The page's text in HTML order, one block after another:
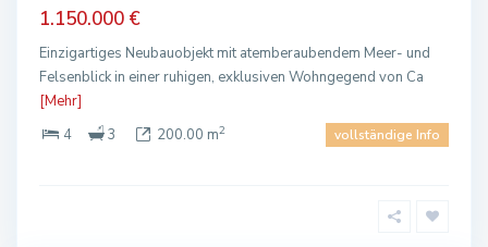
1.150.000 €
Einzigartiges Neubauobjekt mit atemberaubendem Meer- und
Felsenblick in einer ruhigen, exklusiven Wohngegend von Ca
[Mehr]
4
3 200.00 m2 vollständige Info